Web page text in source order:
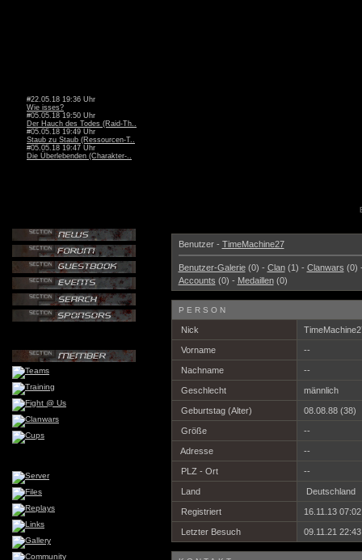
#22.05.18 19:36 Uhr
Wie isses?
#05.05.18 19:50 Uhr
Der Hauch des Todes (Raid-Th..
#05.05.18 19:49 Uhr
Staub zu Staub (Ressourcen-T..
#05.05.18 19:47 Uhr
Die Überlebenden (Charakter-..
Benutzer - TimeMachine27
Benutzer-Galerie(0) - Clan(1) - Clanwars (0)
Accounts (0) - Medaillen(0)
PERSON
Nick
Vorname --
Nachname --
Geschlecht männlich
Geburtstag (Alter) 08.08.88 (38)
Größe --
Adresse --
PLZ - Ort --
Land Deutschland
Registriert 16.11.13
Letzter Besuch 09.11.21